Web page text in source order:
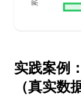
实践案例
（真实数